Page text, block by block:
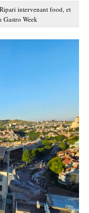
intervenant food, et
Gastro Week